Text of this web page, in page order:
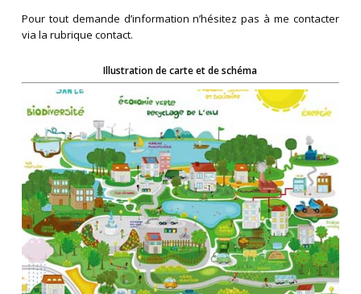
Pour tout demande d’information n’hésitez pas à me contacter
via la rubrique contact.
Illustration de carte et de schéma